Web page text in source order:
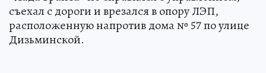
съехал с дороги и врезался в опору ЛЭП,
расположенную напротив дома № 57 по улице
Дизьминской.